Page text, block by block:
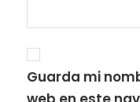
Guarda mi